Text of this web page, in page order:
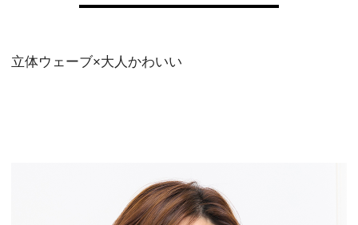
立体ウェーブ×大人かわいい